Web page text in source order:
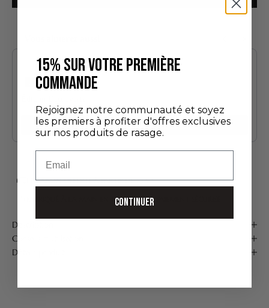
24,00 €
Ajouter
LIVRAISON OFFERTE À PARTIR DE 75 €*
FABRIQUÉ À LA MAIN EN FRANCE
Description
Conseils d'utilisation
Détails produit
15% SUR VOTRE PREMIÈRE
COMMANDE
Rejoignez notre communauté et soyez
les premiers à profiter d'offres exclusives
sur nos produits de rasage.
CONTINUER